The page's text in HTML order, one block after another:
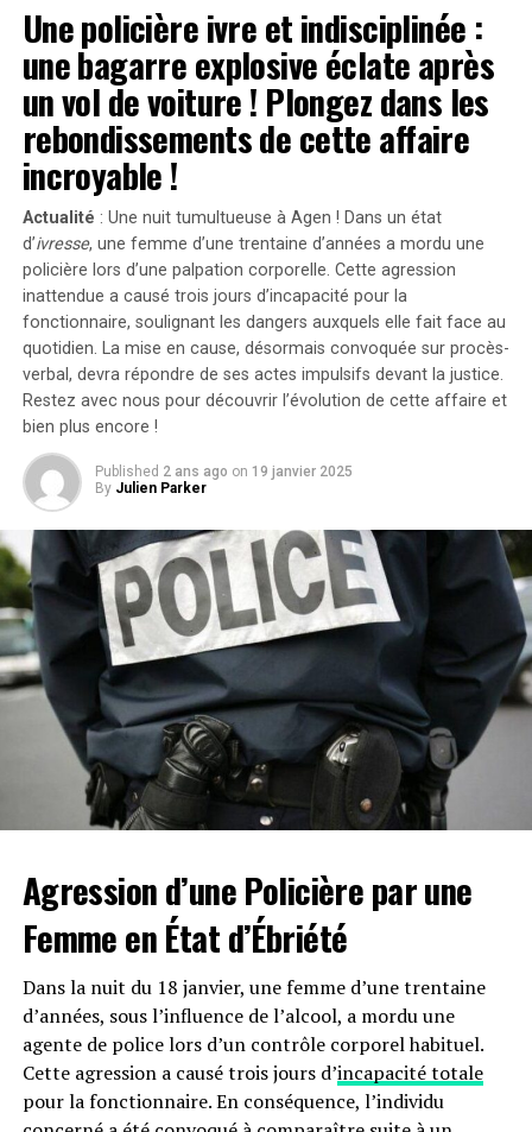
Divergences dans les Arguments Juridiques
En réponse aux allégations portées contre lui, l’équipe
juridique défendant Shyamalan soutient que Tony
Basgallop, le créateur britannique derrière la série
Servant, avait commencé à développer ce projet bien
avant la sortie du film de Francesca Gregorini.
« Elle cherche simplement à tirer profit d’un travail
qu’elle n’a pas conçu », a affirmé l’avocate Brittany
Amadi lors du procès.En 2020, une première plainte
avait été rejetée ; néanmoins, la cour d’appel avait
rouvert l’affaire en considérant qu’il existait un débat
légitime concernant les « similarités substantielles »
entre les deux œuvres.Cette affaire soulève des
questions cruciales sur l’originalité dans le secteur
cinématographique et pourrait avoir des conséquences
significatives sur les droits d’auteur et la propriété
Une policière ivre et indisciplinée :
une bagarre explosive éclate après
un vol de voiture ! Plongez dans les
rebondissements de cette affaire
incroyable !
Actualité : Une nuit tumultueuse à Agen ! Dans un état
d’ivresse, une femme d’une trentaine d’années a mordu une
policière lors d’une palpation corporelle. Cette agression
inattendue a causé trois jours d’incapacité pour la
fonctionnaire, soulignant les dangers auxquels elle fait face au
quotidien. La mise en cause, désormais convoquée sur procès-
verbal, devra répondre de ses actes impulsifs devant la justice.
Restez avec nous pour découvrir l’évolution de cette affaire et
bien plus encore !
Published 2 ans ago on 19 janvier 2025
By Julien Parker
Agression d’une Policière par une
Femme en État d’Ébriété
Dans la nuit du 18 janvier, une femme d’une trentaine
d’années, sous l’influence de l’alcool, a mordu une
agente de police lors d’un contrôle corporel habituel.
Cette agression a causé trois jours d’incapacité totale
pour la fonctionnaire. En conséquence, l’individu